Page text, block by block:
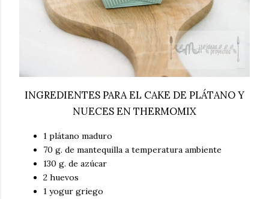
INGREDIENTES PARA EL CAKE DE PLÁTANO Y
NUECES EN THERMOMIX
1 plátano maduro
70 g. de mantequilla a temperatura ambiente
130 g. de azúcar
2 huevos
1 yogur griego